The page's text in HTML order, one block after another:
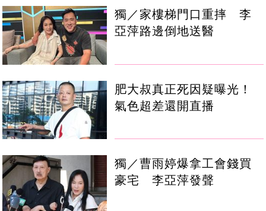
獨／家樓梯門口重摔 李
亞萍路邊倒地送醫
肥大叔真正死因疑曝光！
氣色超差還開直播
獨／曹雨婷爆拿工會錢買
豪宅 李亞萍發聲